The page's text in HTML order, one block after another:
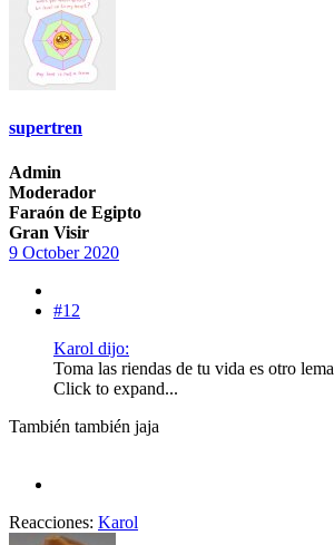
supertren
Admin
Moderador
Faraón de Egipto
Gran Visir
9 October 2020
#12
Karol dijo:
Toma las riendas de tu vida es otro lema
Click to expand...
También también jaja
Reacciones: Karol